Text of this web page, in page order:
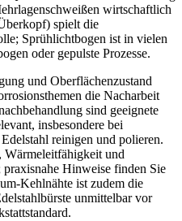
wirtschaftlich
spielt die
Sprühlichtbogen ist in vielen
oder gepulste Prozesse.
und Oberflächenzustand
die Nacharbeit
sind geeignete
insbesondere bei
reinigen und polieren.
Wärmeleitfähigkeit und
Hinweise finden Sie
Kehlnähte ist zudem die
unmittelbar vor